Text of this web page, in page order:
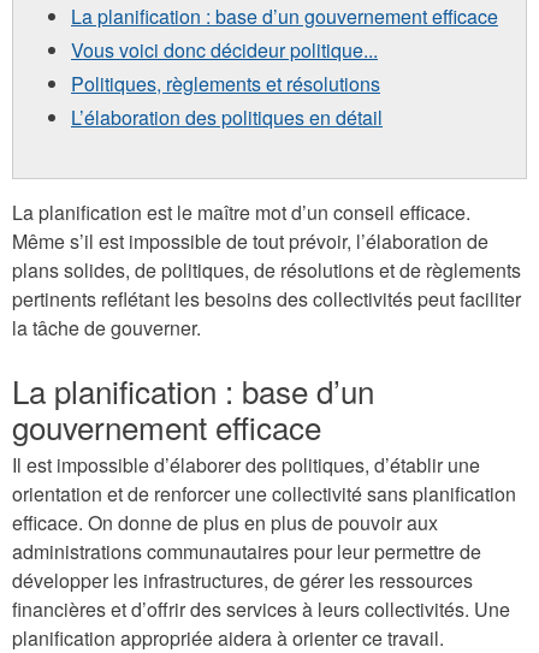
La planification : base d’un gouvernement efficace
Vous voici donc décideur politique...
Politiques, règlements et résolutions
L’élaboration des politiques en détail
La planification est le maître mot d’un conseil efficace.
Même s’il est impossible de tout prévoir, l’élaboration de
plans solides, de politiques, de résolutions et de règlements
pertinents reflétant les besoins des collectivités peut faciliter
la tâche de gouverner.
La planification : base d’un
gouvernement efficace
Il est impossible d’élaborer des politiques, d’établir une
orientation et de renforcer une collectivité sans planification
efficace. On donne de plus en plus de pouvoir aux
administrations communautaires pour leur permettre de
développer les infrastructures, de gérer les ressources
financières et d’offrir des services à leurs collectivités. Une
planification appropriée aidera à orienter ce travail.